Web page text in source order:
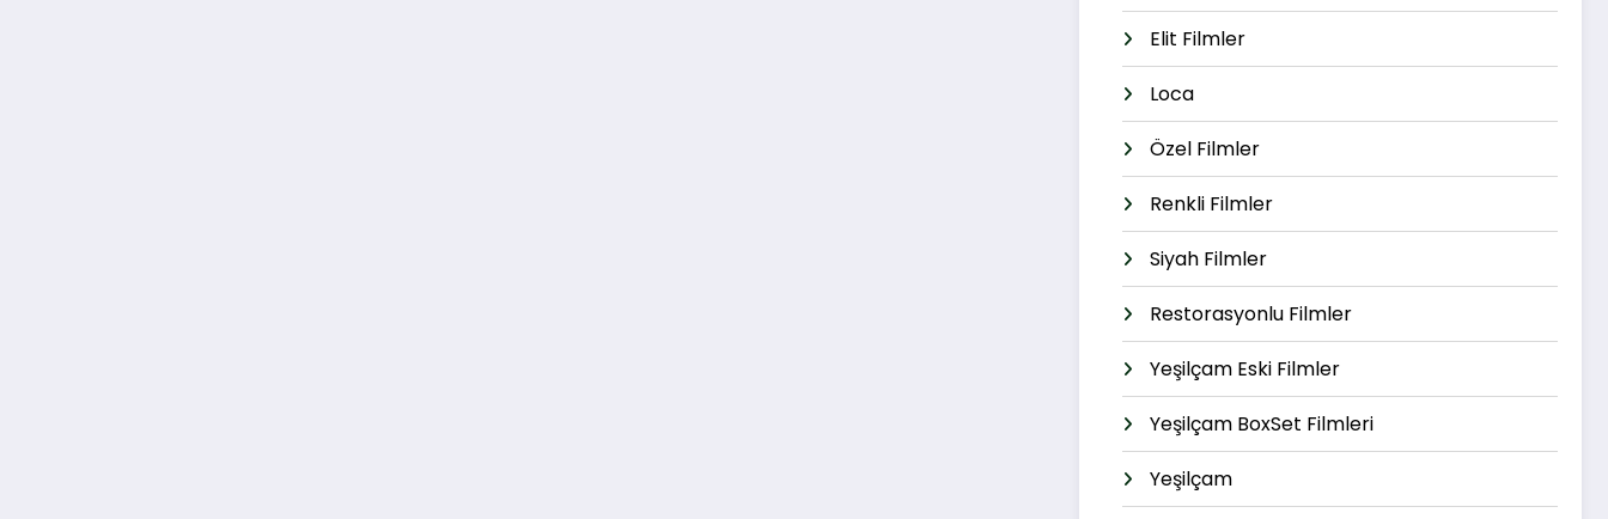
Elit Filmler
Loca
Özel Filmler
Renkli Filmler
Siyah Filmler
Restorasyonlu Filmler
Yeşilçam Eski Filmler
Yeşilçam BoxSet Filmleri
Yeşilçam